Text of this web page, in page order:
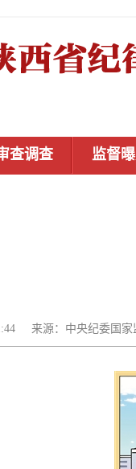
查调查 监督
来源：中央纪委国